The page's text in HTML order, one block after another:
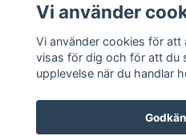
tillverkat i Sverige. Småskaliga
Vi använder
Vi använder cookies för att
visas för dig och för att du
upplevelse när du handlar